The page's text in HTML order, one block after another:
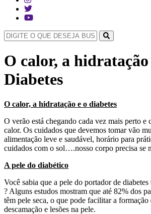
O calor, a hidratação
Diabetes
O calor, a hidratação e o diabetes
O verão está chegando cada vez mais perto e
calor. Os cuidados que devemos tomar vão
alimentação leve e saudável, horário para
cuidados com o sol….nosso corpo precisa se
A pele do diabético
Você sabia que a pele do portador de diabetes
? Alguns estudos mostram que até 82% dos
têm pele seca, o que pode facilitar a formação
descamação e lesões na pele.